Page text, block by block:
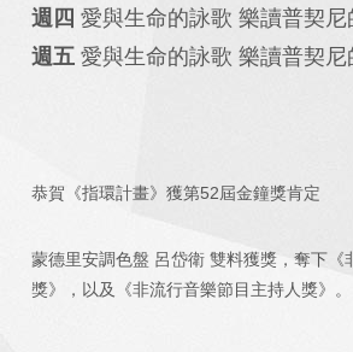
週四 愛與生命的詠歌 樂讀普契尼
週五 愛與生命的詠歌 樂讀普契尼
恭賀《指環計畫》獲第52屆金鐘獎肯定
蒙德里安調色盤 呂岱衛 雙料獲獎，奪下《
獎》，以及《非流行音樂節目主持人獎》。